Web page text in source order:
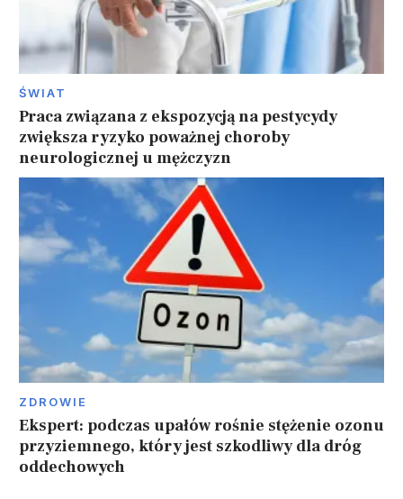
ŚWIAT
Praca związana z ekspozycją na pestycydy
zwiększa ryzyko poważnej choroby
neurologicznej u mężczyzn
ZDROWIE
Ekspert: podczas upałów rośnie stężenie ozonu
przyziemnego, który jest szkodliwy dla dróg
oddechowych